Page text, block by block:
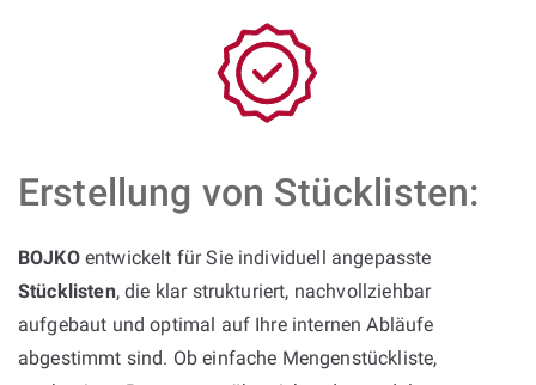
Erstellung von Stücklisten:
BOJKOentwickelt für Sie individuell angepasste
Stücklisten, die klar strukturiert, nachvollziehbar
aufgebaut und optimal auf Ihre internen Abläufe
abgestimmt sind. Ob einfache Mengenstückliste,